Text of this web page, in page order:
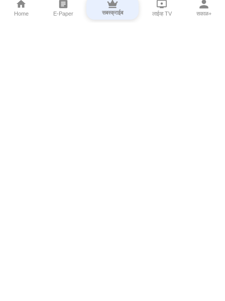
Home E-Paper सबस्क्राईब लाईव्ह TV सकाळ+